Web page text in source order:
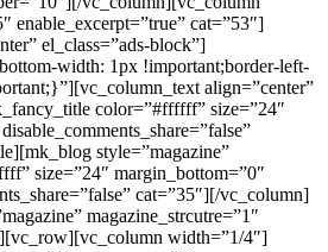
enable_excerpt=”true” cat=”53″]
el_class=”ads-block”]
width: 1px !important;border-left-
align=”center”
color=”#ffffff” size=”24″
style=”magazine”
size=”24″ margin_bottom=”0″
cat=”35″][/vc_column]
magazine_strcutre=”1″
width=”1/4″]